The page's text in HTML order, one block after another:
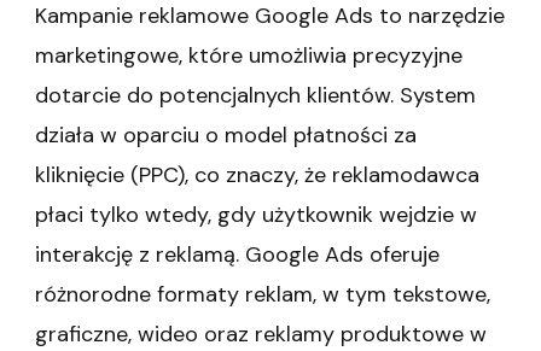
Kampanie reklamowe Google Ads to narzędzie
marketingowe, które umożliwia precyzyjne
dotarcie do potencjalnych klientów. System
działa w oparciu o model płatności za
kliknięcie (PPC), co znaczy, że reklamodawca
płaci tylko wtedy, gdy użytkownik wejdzie w
interakcję z reklamą. Google Ads oferuje
różnorodne formaty reklam, w tym tekstowe,
graficzne, wideo oraz reklamy produktowe w